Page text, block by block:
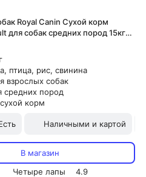
Royal Canin Сухой корм
для собак средних пород 15кг
птица, рис, свинина
взрослых собак
средних пород
сухой корм
Наличными и картой
В магазин
Четыре лапы
4.9